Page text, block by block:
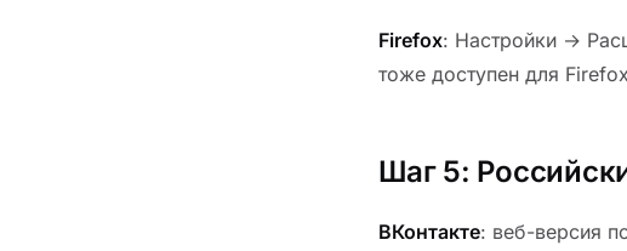
Firefox: Настройки →
тоже доступен для
Шаг 5:
ВКонтакте: веб-версия